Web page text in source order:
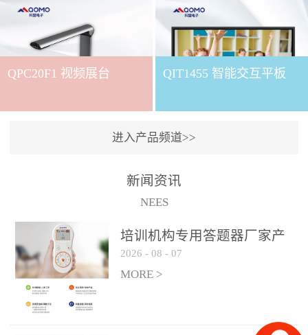
下载QVote授课软件课堂互
动的质量直接影响教学效
果与学生参与度。作为
打造的互动授课软件，
QVote 以 “让每一堂课都充
功能与数据化教学分析，
课堂互动解决方案，重新
定义了师生互动的新模
式。极简操作，轻松融入
教学流程QVote 深谙教师
教学节奏的重要性，采用
QPC20F1 视频展台 QIT1455 智能交互平板
进入产品频道>>
新闻资讯
NEES
培训机构专用答题器厂家产
品方案
2026 - 08 - 07
MORE >